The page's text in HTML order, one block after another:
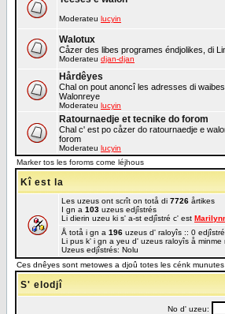
Moderateu lucyin
Walotux
Cåzer des libes programes éndjolikes, di
Moderateu djan-djan
Hårdêyes
Chal on pout anoncî les adresses di
Walonreye
Moderateu lucyin
Ratournaedje et tecnike do forom
Chal c' est po cåzer do ratournaedje e
forom
Moderateu lucyin
Marker tos les foroms come léjhous
Kî est la
Les uzeus ont scrît on totå di 7726 årtikes
I gn a 103 uzeus edjîstrés
Li dierin uzeu ki s' a-st edjîstré c' est
Å totå i gn a 196 uzeus d' raloyîs :: 0
Li pus k' i gn a yeu d' uzeus raloyîs å minme
Uzeus edjîstrés: Nolu
Ces dnêyes sont metowes a djoû totes les cénk munutes
S' elodjî
No d' uzeu: